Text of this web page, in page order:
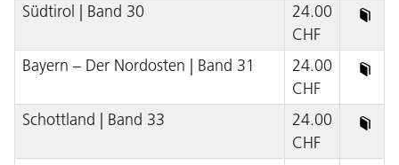
Südtirol | Band 30
24.00
CHF
Bayern – Der Nordosten | Band 31
24.00
CHF
Schottland | Band 33
24.00
CHF